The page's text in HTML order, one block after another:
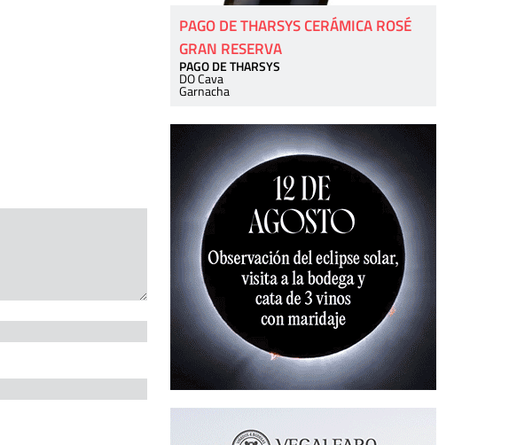
PAGO DE THARSYS CERÁMICA ROSÉ
GRAN RESERVA
PAGO DE THARSYS
DO Cava
Garnacha